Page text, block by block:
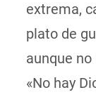
extrema,
plato de
aunque
«No hay